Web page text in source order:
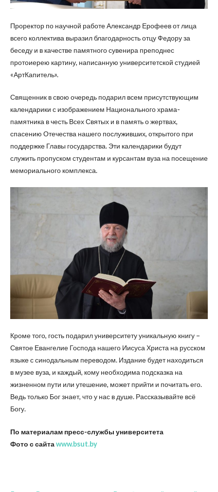
Проректор по научной работе Александр Ерофеев от лица
всего коллектива выразил благодарность отцу Федору за
беседу и в качестве памятного сувенира преподнес
протоиерею картину, написанную университетской студией
«АртКапитель».
Священник в свою очередь подарил всем присутствующим
календарики с изображением Национального храма-
памятника в честь Всех Святых и в память о жертвах,
спасению Отечества нашего послуживших, открытого при
поддержке Главы государства. Эти календарики будут
служить пропуском студентам и курсантам вуза на посещение
мемориального комплекса.
Кроме того, гость подарил университету уникальную книгу –
Святое Евангелие Господа нашего Иисуса Христа на русском
языке с синодальным переводом. Издание будет находиться
в музее вуза, и каждый, кому необходима подсказка на
жизненном пути или утешение, может прийти и почитать его.
Ведь только Бог знает, что у нас в душе. Рассказывайте всё
Богу.
По материалам пресс-службы университета
Фото с сайтаwww.bsut.by